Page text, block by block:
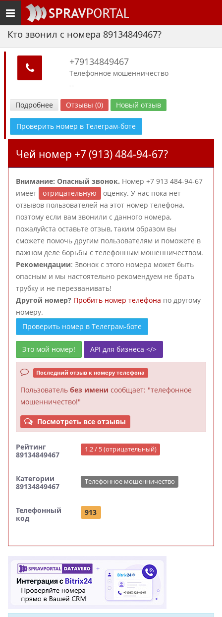
Toggle
navigation
Кто звонил с номера 89134849467?
+79134849467
Телефонное мошенничество
--
Подробнее Отзывы (0) Новый отзыв
Проверить номер в Телеграм-боте
Чей номер +7 (913) 484-94-67?
Внимание: Опасный звонок. Номер +7 913 484-94-67
имеет
отрицательную
оценку. У нас пока нет
отзывов пользователей на этот номер телефона,
поэтому если вам звонили с данного номера,
пожалуйста оставьте отзыв, таким образом вы
сможете помочь другим пользователям и поможете в
важном деле борьбы с телефонным мошенничеством.
Рекомендации: Звонок с этого номера может быть
опасным и мы настоятельно рекомендуем не брать
трубку и не перезванивать!
Другой номер? Пробить номер телефона по другому
номеру.
Проверить номер в Телеграм-боте
Это мой номер! API для бизнеса </>
Последний отзыв к номеру телефона
Пользователь без имени сообщает: "телефонное
мошенничество!"
Посмотреть все отзывы
Рейтинг
89134849467
1.2 / 5 (отрицательный)
Категории
89134849467
Телефонное мошенничество
Телефонный
код
913